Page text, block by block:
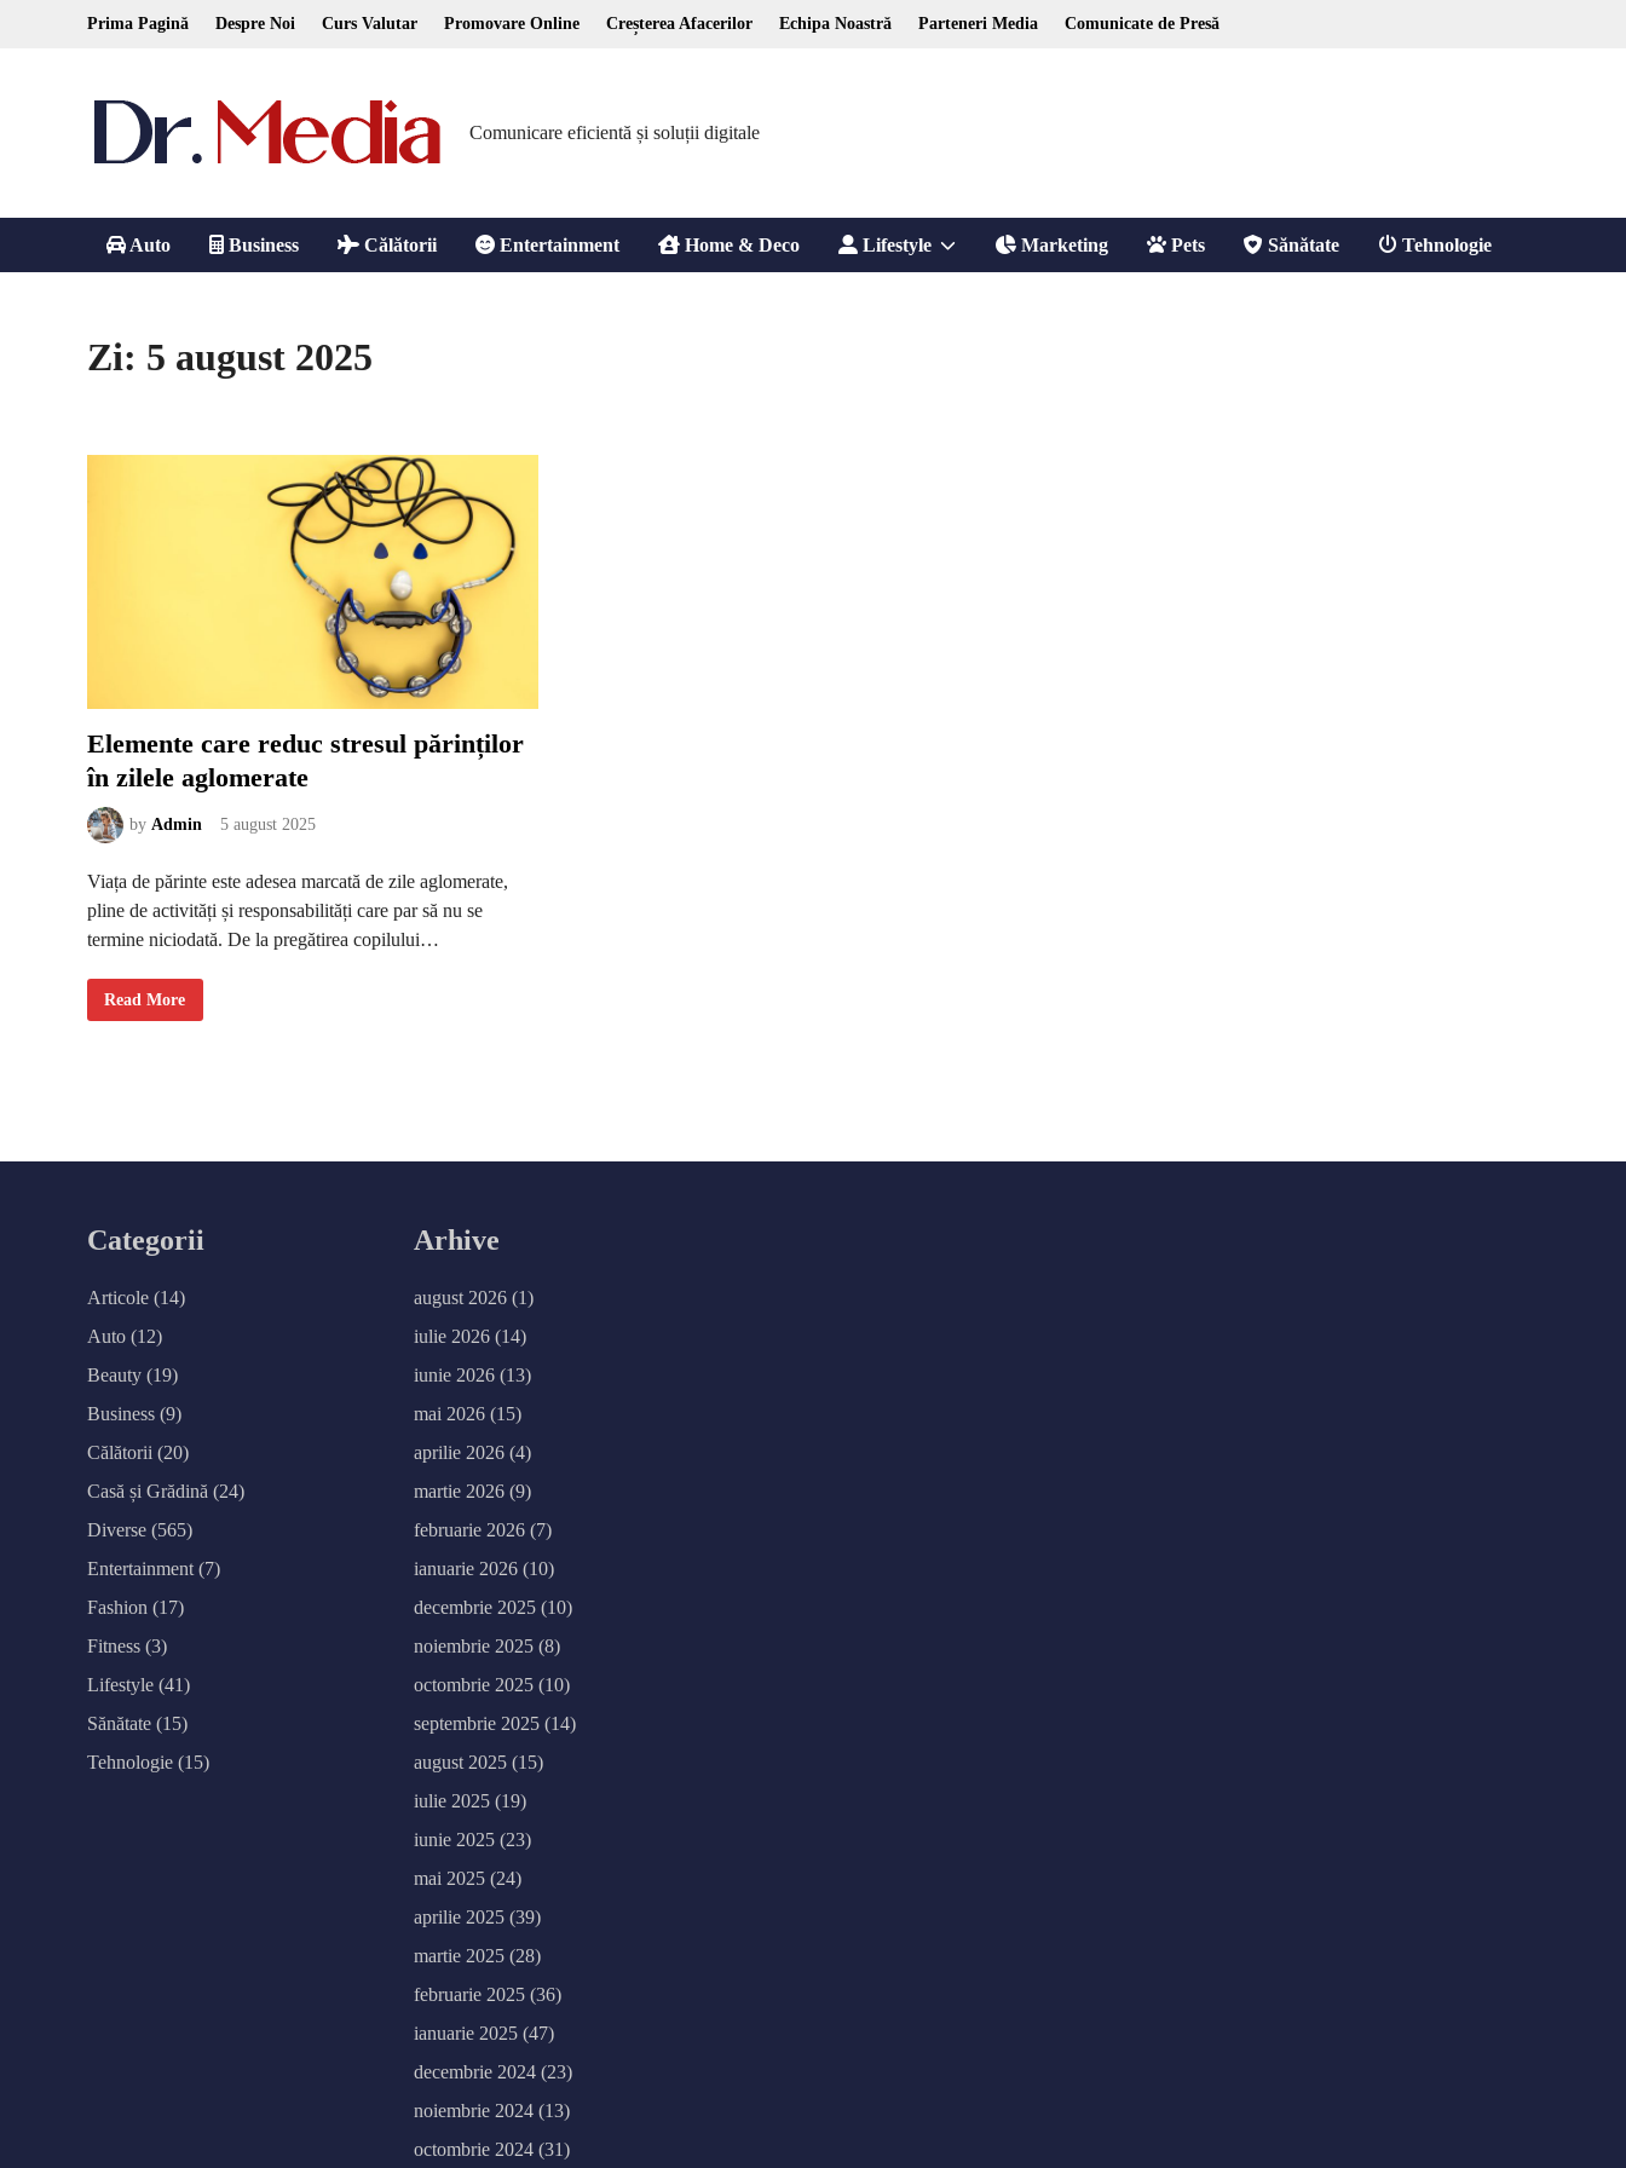
Prima Pagină Despre Noi Curs Valutar Promovare Online Creșterea Afacerilor Echipa Noastră Parteneri Media Comunicate de Presă
Comunicare eficientă și soluții digitale
Auto Business Călătorii Entertainment Home & Deco Lifestyle Show Marketing Pets Sănătate Tehnologie
Zi: 5 august 2025
Elemente care reduc stresul părinților
în zilele aglomerate
by Admin 5 august 2025
Viața de părinte este adesea marcată de zile aglomerate,
pline de activități și responsabilități care par să nu se
termine niciodată. De la pregătirea copilului…
E
u
c
r
s
u
p
r
i
ț
l
o
î
z
i
e
e
g
l
m
r
a
Read More
Categorii
Articole (14)
Auto (12)
Beauty (19)
Business (9)
Călătorii (20)
Casă și Grădină (24)
Diverse (565)
Entertainment (7)
Fashion (17)
Fitness (3)
Lifestyle (41)
Sănătate (15)
Tehnologie (15)
Arhive
august 2026 (1)
iulie 2026 (14)
iunie 2026 (13)
mai 2026 (15)
aprilie 2026 (4)
martie 2026 (9)
februarie 2026 (7)
ianuarie 2026 (10)
decembrie 2025 (10)
noiembrie 2025 (8)
octombrie 2025 (10)
septembrie 2025 (14)
august 2025 (15)
iulie 2025 (19)
iunie 2025 (23)
mai 2025 (24)
aprilie 2025 (39)
martie 2025 (28)
februarie 2025 (36)
ianuarie 2025 (47)
decembrie 2024 (23)
noiembrie 2024 (13)
octombrie 2024 (31)